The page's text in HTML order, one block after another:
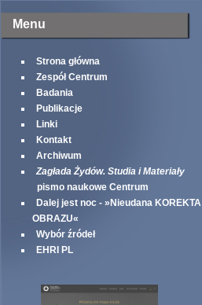
Menu
Strona główna
Zespół Centrum
Badania
Publikacje
Linki
Kontakt
Archiwum
Zagłada Żydów. Studia i Materiały
pismo naukowe Centrum
Dalej jest noc - »Nieudana KOREKTA
OBRAZU«
Wybór źródeł
EHRI PL